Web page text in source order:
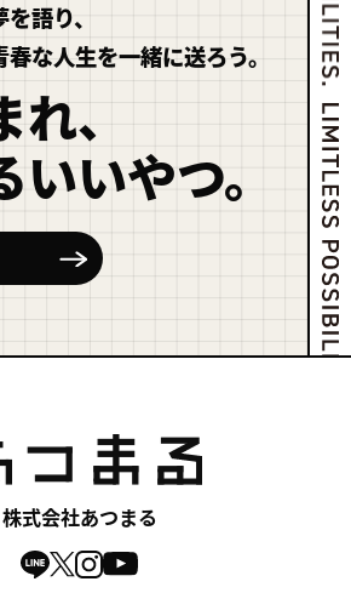
語り、
な人生を一緒に送ろう。
、
いやつ。
株式会社あつまる